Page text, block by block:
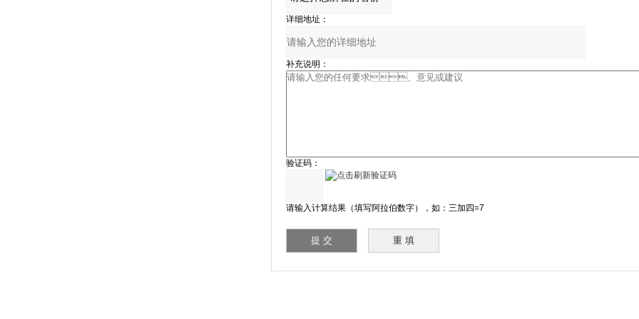
详细地址：
补充说明：
验证码：
请输入计算结果（填写阿拉伯数字），如：三加四=7